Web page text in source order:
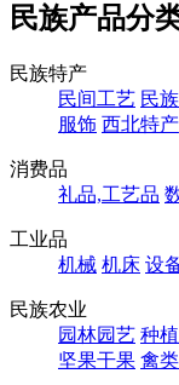
民族产品分
民族特产
民间工艺 民
服饰 西北特产
消费品
礼品,工艺品
工业品
机械 机床 设
民族农业
园林园艺 种
坚果干果 禽类